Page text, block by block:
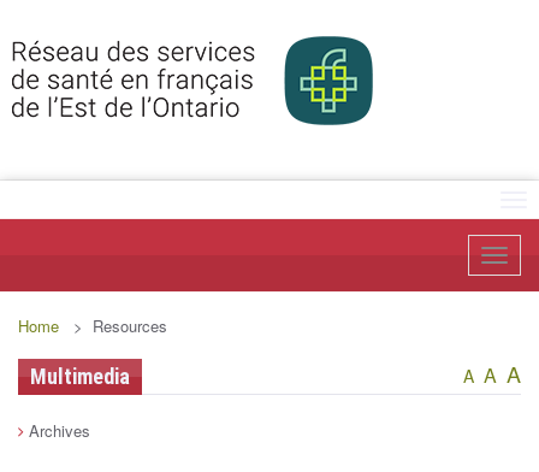
Home > Resources
Multimedia A A A
Archives